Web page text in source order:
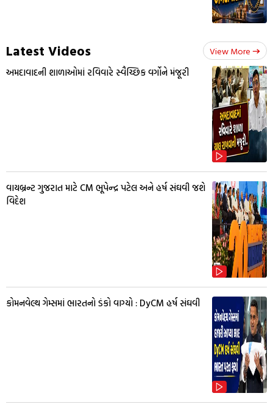
Latest Videos View More
અમદાવાદની શાળાઓમાં રવિવારે સ્વૈચ્છિક વર્ગોને મંજૂરી
વાયબ્રન્ટ ગુજરાત માટે CM ભૂપેન્દ્ર પટેલ અને હર્ષ સંઘવી જશે
વિદેશ
કોમનવેલ્થ ગેમ્સમાં ભારતનો ડંકો વાગ્યો : DyCM હર્ષ સંઘવી